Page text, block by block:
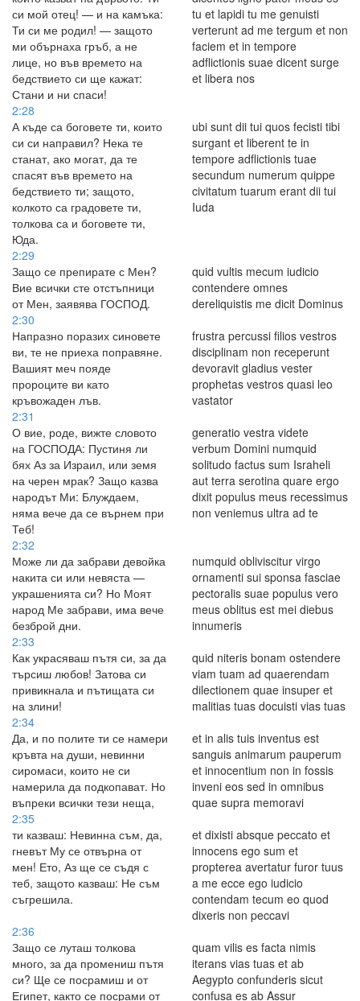
си мой отец! — и на камъка:
Ти си ме родил! — защото
ми обърнаха гръб, а не
лице, но във времето на
бедствието си ще кажат:
Стани и ни спаси!
tu et lapidi tu me genuisti
verterunt ad me tergum et non
faciem et in tempore
adflictionis suae dicent surge
et libera nos
2:28
А къде са боговете ти, които
си си направил? Нека те
станат, ако могат, да те
спасят във времето на
бедствието ти; защото,
колкото са градовете ти,
толкова са и боговете ти,
Юда.
ubi sunt dii tui quos fecisti tibi
surgant et liberent te in
tempore adflictionis tuae
secundum numerum quippe
civitatum tuarum erant dii tui
Iuda
2:29
Защо се препирате с Мен?
Вие всички сте отстъпници
от Мен, заявява ГОСПОД.
quid vultis mecum iudicio
contendere omnes
dereliquistis me dicit Dominus
2:30
Напразно поразих синовете
ви, те не приеха поправяне.
Вашият меч пояде
пророците ви като
кръвожаден лъв.
frustra percussi filios vestros
disciplinam non receperunt
devoravit gladius vester
prophetas vestros quasi leo
vastator
2:31
О вие, роде, вижте словото
на ГОСПОДА: Пустиня ли
бях Аз за Израил, или земя
на черен мрак? Защо казва
народът Ми: Блуждаем,
няма вече да се върнем при
Теб!
generatio vestra videte
verbum Domini numquid
solitudo factus sum Israheli
aut terra serotina quare ergo
dixit populus meus recessimus
non veniemus ultra ad te
2:32
Може ли да забрави девойка
накита си или невяста —
украшенията си? Но Моят
народ Ме забрави, има вече
безброй дни.
numquid obliviscitur virgo
ornamenti sui sponsa fasciae
pectoralis suae populus vero
meus oblitus est mei diebus
innumeris
2:33
Как украсяваш пътя си, за да
търсиш любов! Затова си
привикнала и пътищата си
на злини!
quid niteris bonam ostendere
viam tuam ad quaerendam
dilectionem quae insuper et
malitias tuas docuisti vias tuas
2:34
Да, и по полите ти се намери
кръвта на души, невинни
сиромаси, които не си
намерила да подкопават. Но
въпреки всички тези неща,
et in alis tuis inventus est
sanguis animarum pauperum
et innocentium non in fossis
inveni eos sed in omnibus
quae supra memoravi
2:35
ти казваш: Невинна съм, да,
гневът Му се отвърна от
мен! Ето, Аз ще се съдя с
теб, защото казваш: Не съм
съгрешила.
et dixisti absque peccato et
innocens ego sum et
propterea avertatur furor tuus
a me ecce ego iudicio
contendam tecum eo quod
dixeris non peccavi
2:36
Защо се луташ толкова
много, за да промениш пътя
си? Ще се посрамиш и от
Египет, както се посрами от
quam vilis es facta nimis
iterans vias tuas et ab
Aegypto confunderis sicut
confusa es ab Assur